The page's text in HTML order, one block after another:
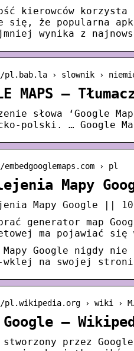
kierowców
się, że popularna
wynika z
› slownik ›
MAPS –
słowa ‘Google
polski. … Google
› pl
Mapy
Mapy Google ||
generator map
ma pojawiać się
Mapy Google nigdy
wklej na swojej
› wiki ›
Google –
stworzony przez